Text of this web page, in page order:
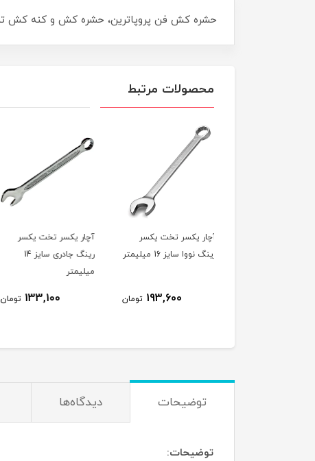
حشره کش فن پروپاترین، حشره کش و کنه کش
محصولات مرتبط
آچار یکسر تخت یکسر
رینگ جادری سایز 14
133,100 تومان
انبر جوش فروزان ۵۵۰ آمپر
ناموجود
توضیحات دیدگاه‌ها
توضیحات: